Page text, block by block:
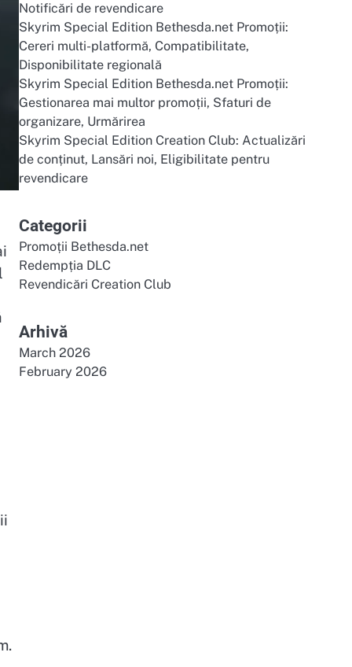
Notificări de revendicare
Skyrim Special Edition Bethesda.net Promoții:
Cereri multi-platformă, Compatibilitate,
Disponibilitate regională
Skyrim Special Edition Bethesda.net Promoții:
Gestionarea mai multor promoții, Sfaturi de
organizare, Urmărirea
Skyrim Special Edition Creation Club: Actualizări
de conținut, Lansări noi, Eligibilitate pentru
revendicare
Categorii
Promoții Bethesda.net
Redempția DLC
Revendicări Creation Club
Arhivă
March 2026
February 2026